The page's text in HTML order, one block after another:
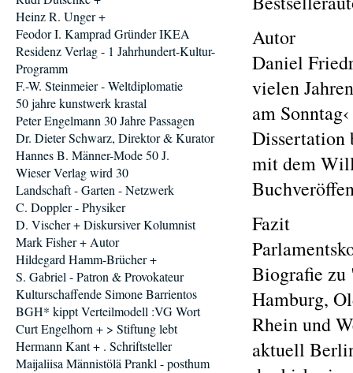
Autor
Daniel
vielen
am
Dissertation
mit dem
Fazit
Biografie zu
Hamburg,
Rhein und
aktuell
Heinz R. Unger +
Feodor I. Kamprad Gründer IKEA
Residenz Verlag - 1 Jahrhundert-Kultur-
Programm
F.-W. Steinmeier - Weltdiplomatie
50 jahre kunstwerk krastal
Peter Engelmann 30 Jahre Passagen
Dr. Dieter Schwarz, Direktor & Kurator
Hannes B. Männer-Mode 50 J.
Wieser Verlag wird 30
Landschaft - Garten - Netzwerk
C. Doppler - Physiker
D. Vischer + Diskursiver Kolumnist
Mark Fisher + Autor
Hildegard Hamm-Brücher +
S. Gabriel - Patron & Provokateur
Kulturschaffende Simone Barrientos
BGH* kippt Verteilmodell :VG Wort
Curt Engelhorn + > Stiftung lebt
Hermann Kant + . Schriftsteller
Maijaliisa Männistölä Prankl - posthum